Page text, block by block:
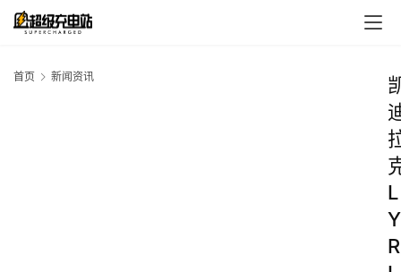
首页 新闻资讯
L
Y
R